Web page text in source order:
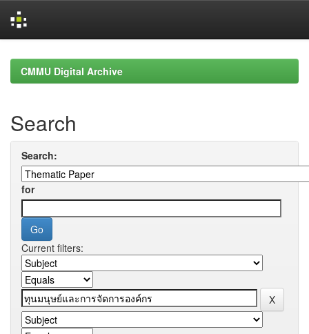
navigationCMMU Digital Archive
Search
Search:
for
Current filters: